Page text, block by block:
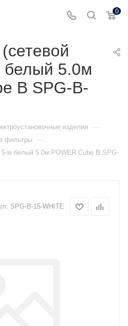
0
5.0м
B SPG-B-
изделия —
фильтры —
м белый 5.0м POWER Cube B SPG-
SPG-B-15-WHITE